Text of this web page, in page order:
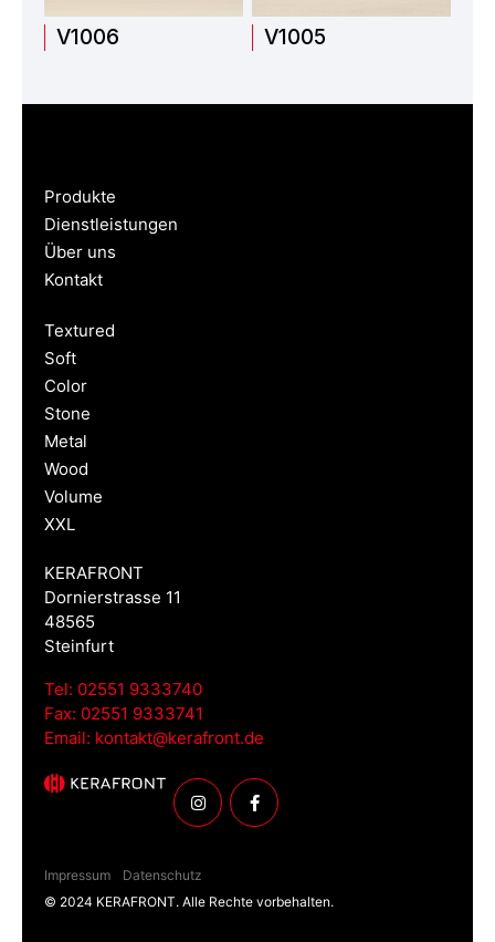
V1006 V1005
Produkte
Dienstleistungen
Über uns
Kontakt
Textured
Soft
Color
Stone
Metal
Wood
Volume
XXL
KERAFRONT
Dornierstrasse 11
48565
Steinfurt
Tel: 02551 9333740
Fax: 02551 9333741
Email: kontakt@kerafront.de
Impressum
Datenschutz
© 2024 KERAFRONT. Alle Rechte vorbehalten.